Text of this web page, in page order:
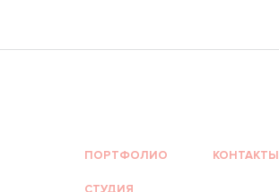
ПОРТФОЛИО КОНТАКТЫ